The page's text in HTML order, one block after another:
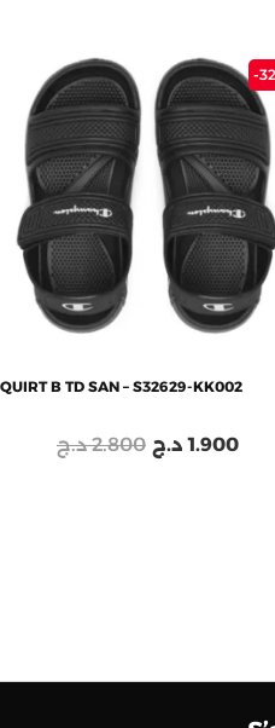
-
B TD SAN – S32629-KK002
2.800 د.ج
prix
initial
était :
2.800 د.ج.
1.900 د.ج
Le
est :